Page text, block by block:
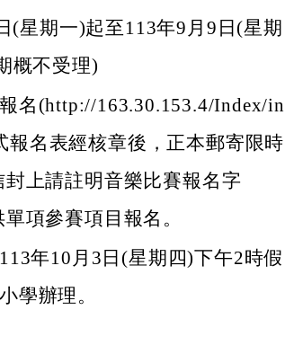
(星期一)起至113年9月9日(星期
概不受理)
名(http://163.30.153.4/Index/in
報名表經核章後，正本郵寄限時
上請註明音樂比賽報名字
項參賽項目報名。
年10月3日(星期四)下午2時假
學辦理。